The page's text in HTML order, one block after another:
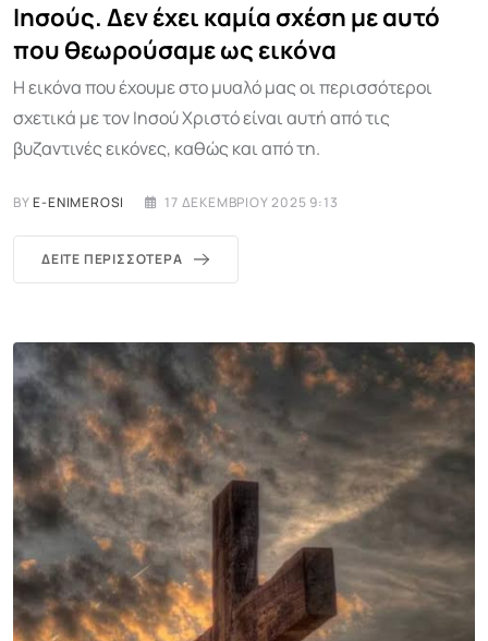
Ιησούς. Δεν έχει καμία σχέση με αυτό
που θεωρούσαμε ως εικόνα
Η εικόνα που έχουμε στο μυαλό μας οι περισσότεροι
σχετικά με τον Ιησού Χριστό είναι αυτή από τις
βυζαντινές εικόνες, καθώς και από τη.
BYE-ENIMEROSI 17 ΔΕΚΕΜΒΡΊΟΥ 2025 9:13
ΔΕΊΤΕ ΠΕΡΙΣΣΌΤΕΡΑ